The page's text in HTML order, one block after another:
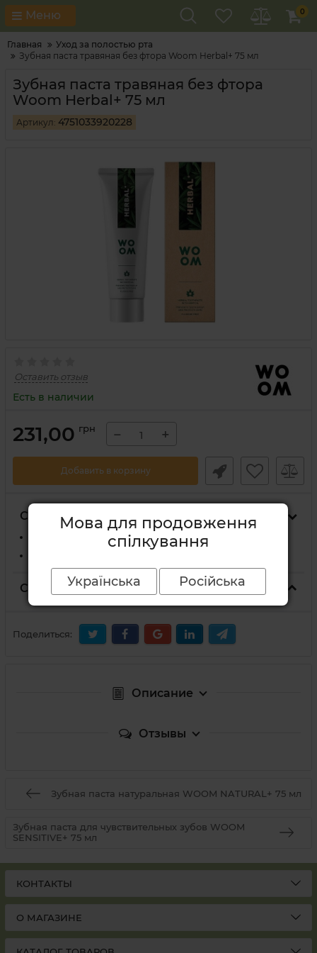
Меню 0
Главная
Уход за полостью рта
Зубная паста травяная без фтора Woom Herbal+ 75 мл
Зубная паста травяная без фтора
Woom Herbal+ 75 мл
Артикул: 4751033920228
Оставить отзыв
Есть в наличии
231,00 грн − +
Добавить в корзину
Способы доставки
На отделение Новой Почты
Способы оплаты
Поделиться:
Описание
Отзывы
Зубная паста натуральная WOOM NATURAL+ 75 мл
Зубная паста для чувствительных зубов WOOM
SENSITIVE+ 75 мл
КОНТАКТЫ
О МАГАЗИНЕ
Мова для продовження
спілкування
Українська Російська